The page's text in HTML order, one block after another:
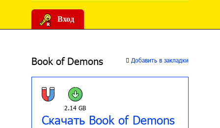
Вход
Book of Demons Добавить в закладки
2.14 GB
Скачать Book of Demons